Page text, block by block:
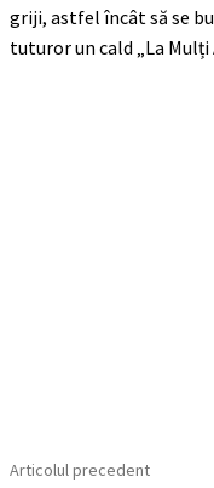
griji, astfel încât să se
tuturor un cald „La
Articolul precedent